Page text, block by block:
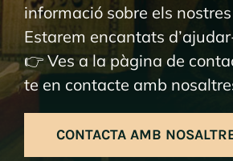
informació sobre els
Estarem encantats
👉 Ves a la pàgina de
te en contacte amb
CONTACTA AMB